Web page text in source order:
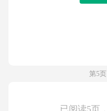
第5